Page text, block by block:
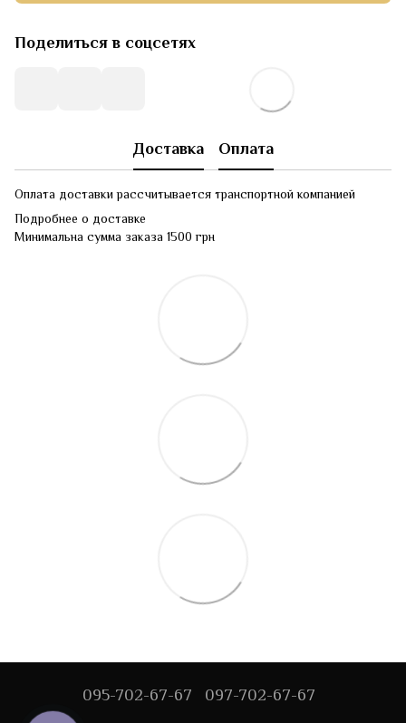
Поделиться в соцсетях
Доставка Оплата
Оплата доставки рассчитывается транспортной компанией
Подробнее о доставке
Минимальна сумма заказа 1500 грн
095-702-67-67 097-702-67-67